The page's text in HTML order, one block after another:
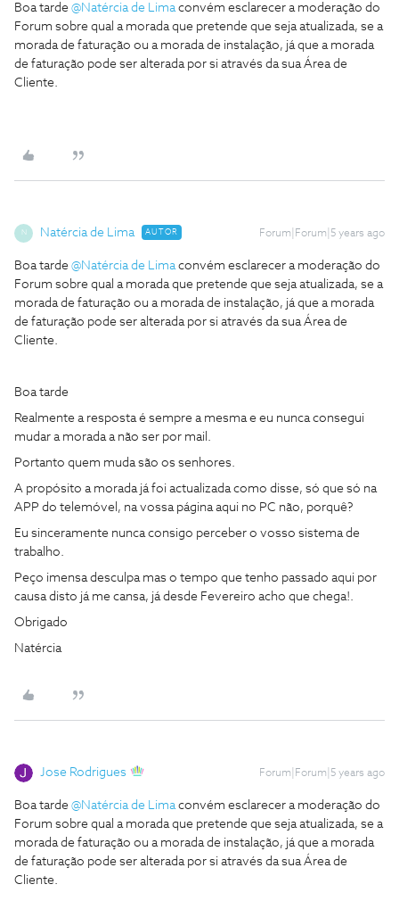
Boa tarde @Natércia de Lima convém esclarecer a moderação do
Forum sobre qual a morada que pretende que seja atualizada, se a
morada de faturação ou a morada de instalação, já que a morada
de faturação pode ser alterada por si através da sua Área de
Cliente.
N Natércia de Lima AUTOR Forum|Forum|5 years ago
Boa tarde @Natércia de Lima convém esclarecer a moderação do
Forum sobre qual a morada que pretende que seja atualizada, se a
morada de faturação ou a morada de instalação, já que a morada
de faturação pode ser alterada por si através da sua Área de
Cliente.
Boa tarde
Realmente a resposta é sempre a mesma e eu nunca consegui
mudar a morada a não ser por mail.
Portanto quem muda são os senhores.
A propósito a morada já foi actualizada como disse, só que só na
APP do telemóvel, na vossa página aqui no PC não, porquê?
Eu sinceramente nunca consigo perceber o vosso sistema de
trabalho.
Peço imensa desculpa mas o tempo que tenho passado aqui por
causa disto já me cansa, já desde Fevereiro acho que chega!.
Obrigado
Natércia
Jose Rodrigues Forum|Forum|5 years ago
Boa tarde @Natércia de Lima convém esclarecer a moderação do
Forum sobre qual a morada que pretende que seja atualizada, se a
morada de faturação ou a morada de instalação, já que a morada
de faturação pode ser alterada por si através da sua Área de
Cliente.